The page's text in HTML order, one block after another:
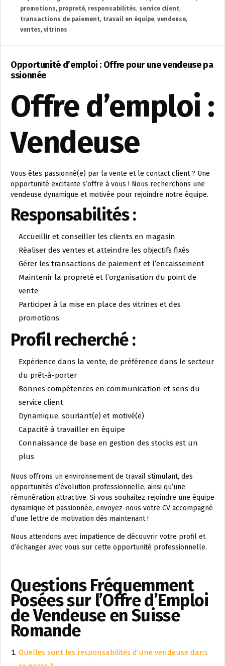
promotions, propreté, responsabilités, service client,
transactions de paiement, travail en équipe, vendeuse,
ventes, vitrines
Opportunité d’emploi : Offre pour une vendeuse pa
ssionnée
Offre d’emploi :
Vendeuse
Vous êtes passionné(e) par la vente et le contact client ? Une
opportunité excitante s’offre à vous ! Nous recherchons une
vendeuse dynamique et motivée pour rejoindre notre équipe.
Responsabilités :
Accueillir et conseiller les clients en magasin
Réaliser des ventes et atteindre les objectifs fixés
Gérer les transactions de paiement et l’encaissement
Maintenir la propreté et l’organisation du point de
vente
Participer à la mise en place des vitrines et des
promotions
Profil recherché :
Expérience dans la vente, de préférence dans le secteur
du prêt-à-porter
Bonnes compétences en communication et sens du
service client
Dynamique, souriant(e) et motivé(e)
Capacité à travailler en équipe
Connaissance de base en gestion des stocks est un
plus
Nous offrons un environnement de travail stimulant, des
opportunités d’évolution professionnelle, ainsi qu’une
rémunération attractive. Si vous souhaitez rejoindre une équipe
dynamique et passionnée, envoyez-nous votre CV accompagné
d’une lettre de motivation dès maintenant !
Nous attendons avec impatience de découvrir votre profil et
d’échanger avec vous sur cette opportunité professionnelle.
Questions Fréquemment
Posées sur l’Offre d’Emploi
de Vendeuse en Suisse
Romande
Quelles sont les responsabilités d’une vendeuse dans